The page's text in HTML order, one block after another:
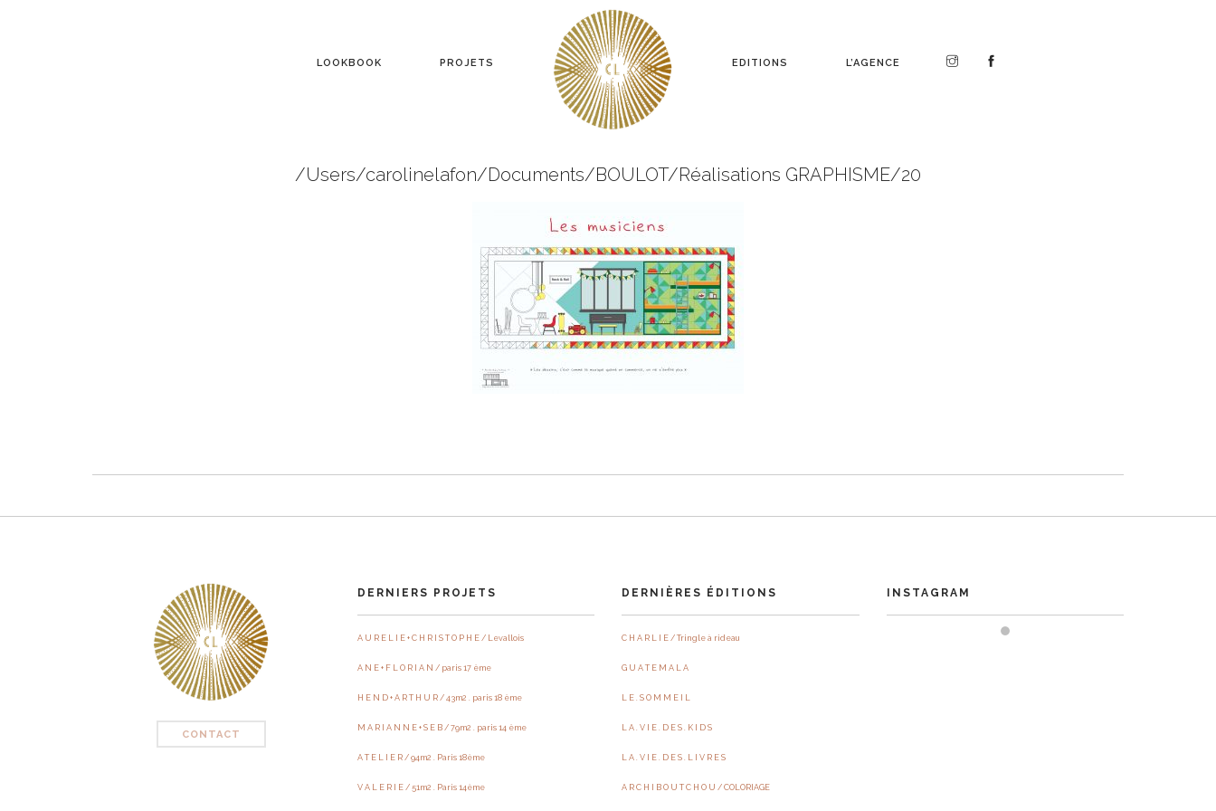
LOOKBOOK PROJETS EDITIONS L’AGENCE
/Users/carolinelafon/Documents/BOULOT/Réalisations GRAPHISME/20
CONTACT
DERNIERS PROJETS
A U R E L I E + C H R I S T O P H E / Levallois
A N E + F L O R I A N / paris 17 ème
H E N D + A R T H U R / 43m2 . paris 18 ème
M A R I A N N E + S E B / 79m2 . paris 14 ème
A T E L I E R / 94m2 . Paris 18ème
V A L E R I E / 51m2 . Paris 14ème
DERNIÈRES ÉDITIONS
C H A R L I E / Tringle à rideau
G U A T E M A L A
L E . S O M M E I L
L A . V I E . D E S . K I D S
L A . V I E . D E S . L I V R E S
A R C H I B O U T C H O U / COLORIAGE
INSTAGRAM